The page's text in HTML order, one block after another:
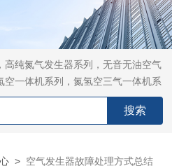
高纯氮气发生器系列，无音无油空气
一体机系列，氮氢空三气一体机系
DKK-TOA水质分析，水质检测仪
计，电导计，多功能计，PH/DO/
> 空气发生器故障处理方式总结